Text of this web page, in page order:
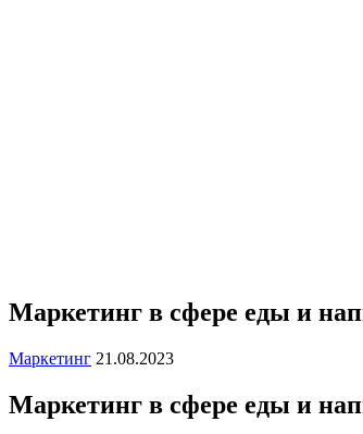
Маркетинг в сфере еды и
Маркетинг 21.08.2023
Маркетинг в сфере еды и